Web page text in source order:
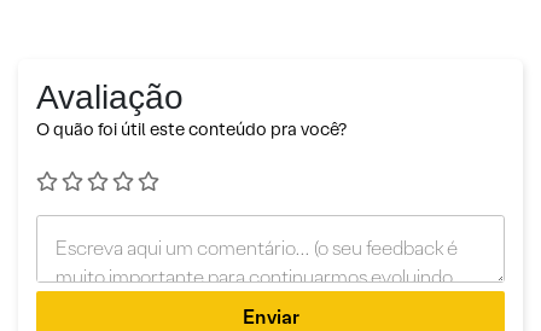
Avaliação
O quão foi útil este conteúdo pra você?
Enviar